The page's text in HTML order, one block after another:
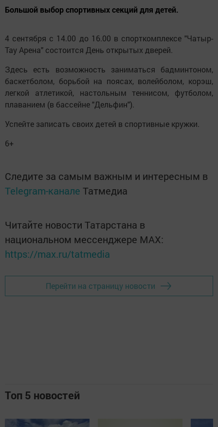
Большой выбор спортивных секций для детей.
4 сентября с 14.00 до 16.00 в спорткомплексе "Чатыр-
Тау Арена" состоится День открытых дверей.
Здесь есть возможность заниматься бадминтоном,
баскетболом, борьбой на поясах, волейболом, корэш,
легкой атлетикой, настольным теннисом, футболом,
плаванием (в бассейне "Дельфин").
Успейте записать своих детей в спортивные кружки.
6+
Следите за самым важным и интересным в
Telegram-канале Татмедиа
Читайте новости Татарстана в
национальном мессенджере MАХ:
https://max.ru/tatmedia
Перейти на страницу новости
Топ 5 новостей